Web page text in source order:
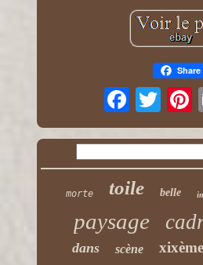
Share
morte toile belle
paysage
dans scène xixème